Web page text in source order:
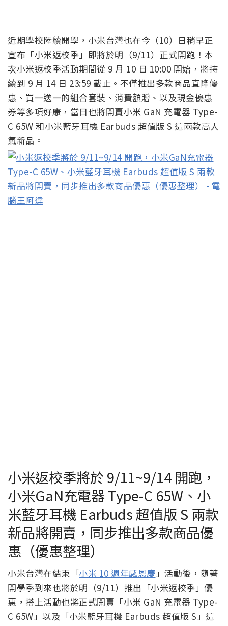
近期學校陸續開學，小米台灣也在今（10）日稍早正
宣布「小米返校季」即將於明（9/11）正式開跑！本
次小米返校季活動期間從 9 月 10 日 10:00 開始，將持
續到 9 月 14 日 23:59 截止。不僅推出多款商品直降優
惠、買一送一的組合套裝、消費額贈、以及現金優惠
券等多項好康，當日也將開賣小米 GaN 充電器 Type-
C 65W 和小米藍牙耳機 Earbuds 超值版 S 這兩款高人
氣新品。
小米返校季將於 9/11~9/14 開跑，
小米GaN充電器 Type-C 65W、小
米藍牙耳機 Earbuds 超值版 S 兩款
新品將開賣，同步推出多款商品優
惠（優惠整理）
小米台灣在結束「小米 10 週年感恩慶」活動後，隨著
開學季到來也將於明（9/11）推出「小米返校季」優
惠，搭上活動也將正式開賣「小米 GaN 充電器 Type-
C 65W」以及「小米藍牙耳機 Earbuds 超值版 S」這